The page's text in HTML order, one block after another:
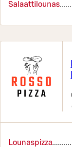
Salaattilounas
Lounaspizza